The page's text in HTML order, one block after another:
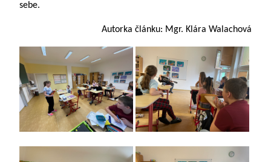
sebe.
Autorka článku: Mgr. Klára Walachová